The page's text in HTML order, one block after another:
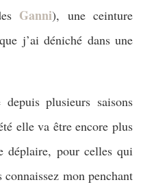
Ganni), une ceinture
j’ai déniché dans une
depuis plusieurs saisons
elle va être encore plus
déplaire, pour celles qui
mon penchant